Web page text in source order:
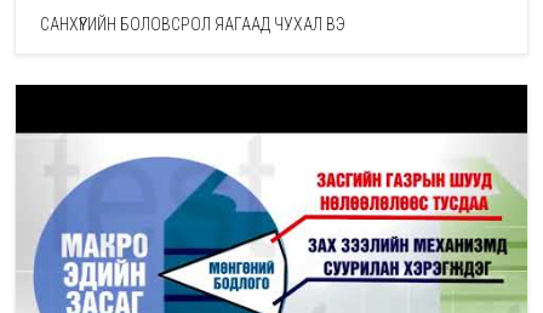
САНХҮҮГИЙН БОЛОВСРОЛ ЯАГААД ЧУХАЛ ВЭ